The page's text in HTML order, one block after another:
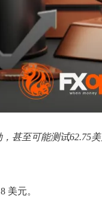
甚至可能测试62.75美
美元。